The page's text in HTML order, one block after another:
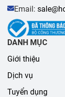
Email:
DANH MỤC
Giới thiệu
Dịch vụ
Tuyển dụng